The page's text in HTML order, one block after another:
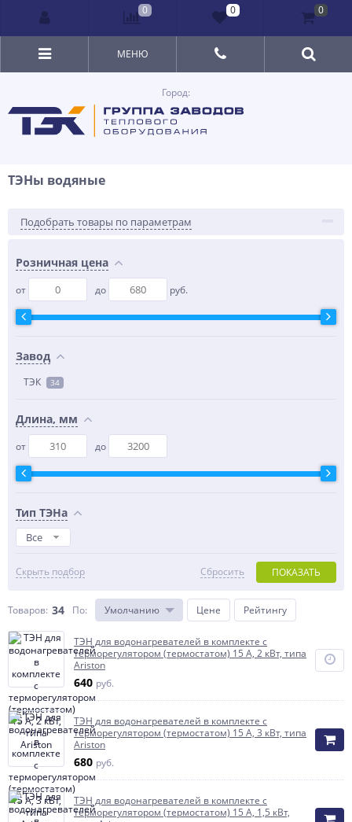
Город:
МЕНЮ
ТЭНы водяные
Подобрать товары по параметрам
Розничная цена
от до руб.
Завод
ТЭК 34
Длина, мм
от до
Тип ТЭНа
Все
Скрыть подбор ПОКАЗАТЬ
Сбросить
Товаров: 34 По: Умолчанию Цене Рейтингу
ТЭН для водонагревателей в комплекте с
терморегулятором (термостатом) 15 А, 2 кВт, типа
Ariston
640 руб.
ТЭН для водонагревателей в комплекте с
терморегулятором (термостатом) 15 А, 3 кВт, типа
Ariston
680 руб.
ТЭН для водонагревателей в комплекте с
терморегулятором (термостатом) 15 А, 1,5 кВт,
0 0 0